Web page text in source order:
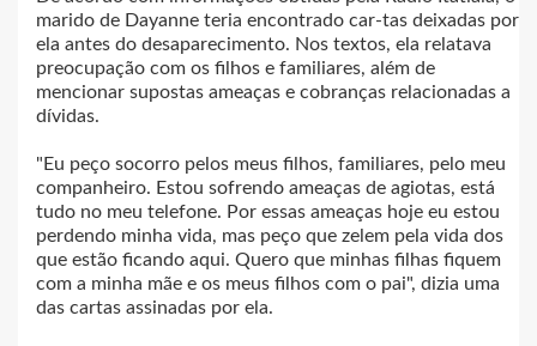
marido de Dayanne teria encontrado car-tas deixadas por
ela antes do desaparecimento. Nos textos, ela relatava
preocupação com os filhos e familiares, além de
mencionar supostas ameaças e cobranças relacionadas a
dívidas.
"Eu peço socorro pelos meus filhos, familiares, pelo meu
companheiro. Estou sofrendo ameaças de agiotas, está
tudo no meu telefone. Por essas ameaças hoje eu estou
perdendo minha vida, mas peço que zelem pela vida dos
que estão ficando aqui. Quero que minhas filhas fiquem
com a minha mãe e os meus filhos com o pai", dizia uma
das cartas assinadas por ela.